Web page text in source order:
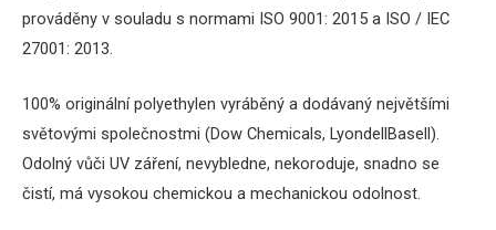
prováděny v souladu s normami ISO 9001: 2015 a ISO / IEC
27001: 2013.
100% originální polyethylen vyráběný a dodávaný největšími
světovými společnostmi (Dow Chemicals, LyondellBasell).
Odolný vůči UV záření, nevybledne, nekoroduje, snadno se
čistí, má vysokou chemickou a mechanickou odolnost.